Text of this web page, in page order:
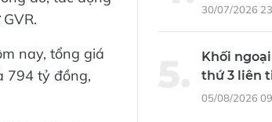
nay, tổng giá
794 tỷ đồng,
30/07/2026
Khối
thứ 3 liên
05/08/2026